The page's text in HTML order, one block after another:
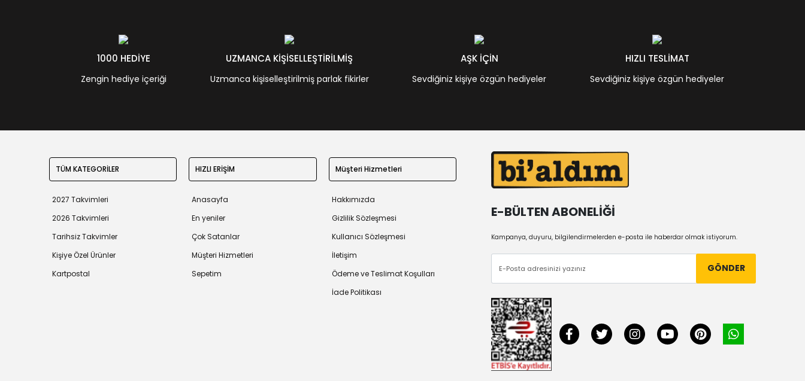
1000 HEDİYE
Zengin hediye içeriği
UZMANCA KİŞİSELLEŞTİRİLMİŞ
Uzmanca kişiselleştirilmiş parlak fikirler
AŞK İÇİN
Sevdiğiniz kişiye özgün hediyeler
HIZLI TESLİMAT
Sevdiğiniz kişiye özgün hediyeler
TÜM KATEGORİLER
2027 Takvimleri
2026 Takvimleri
Tarihsiz Takvimler
Kişiye Özel Ürünler
Kartpostal
HIZLI ERİŞİM
Anasayfa
En yeniler
Çok Satanlar
Müşteri Hizmetleri
Sepetim
Müşteri Hizmetleri
Hakkımızda
Gizlilik Sözleşmesi
Kullanıcı Sözleşmesi
İletişim
Ödeme ve Teslimat Koşulları
İade Politikası
E-BÜLTEN ABONELİĞİ
Kampanya, duyuru, bilgilendirmelerden e-posta ile haberdar olmak istiyorum.
GÖNDER